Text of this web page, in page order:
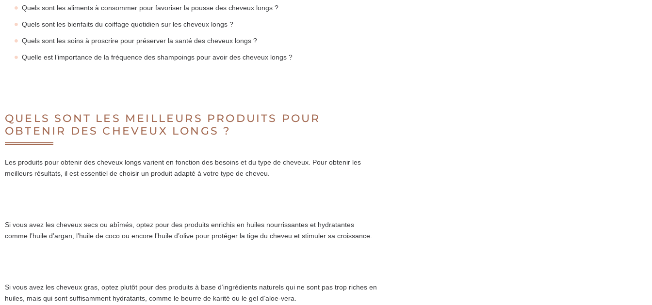
Quels sont les aliments à consommer pour favoriser la pousse des cheveux longs ?
Quels sont les bienfaits du coiffage quotidien sur les cheveux longs ?
Quels sont les soins à proscrire pour préserver la santé des cheveux longs ?
Quelle est l’importance de la fréquence des shampoings pour avoir des cheveux longs ?
QUELS SONT LES MEILLEURS PRODUITS POUR
OBTENIR DES CHEVEUX LONGS ?
Les produits pour obtenir des cheveux longs varient en fonction des besoins et du type de cheveux. Pour obtenir les
meilleurs résultats, il est essentiel de choisir un produit adapté à votre type de cheveu.
Si vous avez les cheveux secs ou abîmés, optez pour des produits enrichis en huiles nourrissantes et hydratantes
comme l’huile d’argan, l’huile de coco ou encore l’huile d’olive pour protéger la tige du cheveu et stimuler sa croissance.
Si vous avez les cheveux gras, optez plutôt pour des produits à base d’ingrédients naturels qui ne sont pas trop riches en
huiles, mais qui sont suffisamment hydratants, comme le beurre de karité ou le gel d’aloe-vera.